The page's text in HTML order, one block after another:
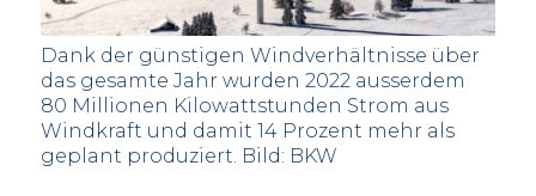
Dank der günstigen Windverhältnisse über
das gesamte Jahr wurden 2022 ausserdem
80 Millionen Kilowattstunden Strom aus
Windkraft und damit 14 Prozent mehr als
geplant produziert. Bild: BKW